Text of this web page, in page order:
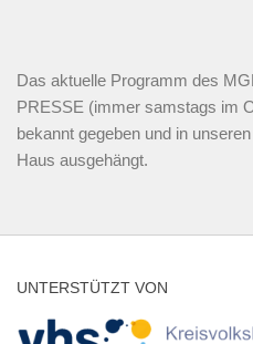
Das aktuelle Programm des
PRESSE (immer samstags im
bekannt gegeben und in
Haus ausgehängt.
UNTERSTÜTZT VON